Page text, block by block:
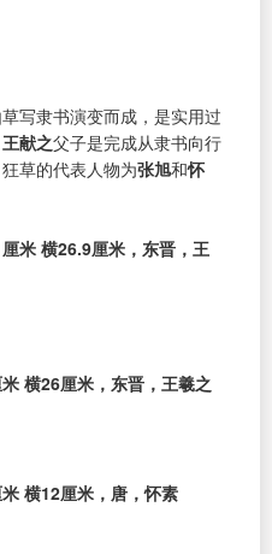
写隶书演变而成，是实用过
献之父子是完成从隶书向行
草的代表人物为张旭和怀
米 横26.9厘米，东晋，王
横26厘米，东晋，王羲之
横12厘米，唐，怀素